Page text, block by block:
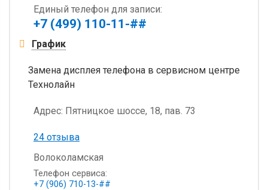
Единый телефон для записи:
+7 (499) 110-11-##
График
Замена дисплея телефона в сервисном центре
Технолайн
Адрес: Пятницкое шоссе, 18, пав. 73
24 отзыва
Волоколамская
Телефон сервиса:
+7 (906) 710-13-##